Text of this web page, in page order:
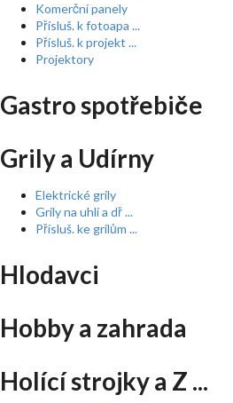
Komerční panely
Přísluš. k fotoapa ...
Přísluš. k projekt ...
Projektory
Gastro spotřebiče
Grily a Udírny
Elektrické grily
Grily na uhlí a dř ...
Přísluš. ke grilům ...
Hlodavci
Hobby a zahrada
Holící strojky a Z ...